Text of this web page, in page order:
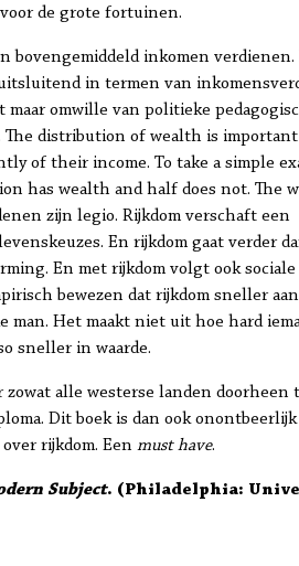
de grote fortuinen.
bovengemiddeld inkomen
in termen van
omwille van politieke
The distribution of wealth is
of their income. To take a simple
has wealth and half does not. The
zijn legio. Rijkdom verschaft een
En rijkdom gaat verder
En met rijkdom volgt ook sociale
bewezen dat rijkdom sneller
Het maakt niet uit hoe hard
sneller in waarde.
alle westerse landen doorheen
Dit boek is dan ook
rijkdom. Een must have.
Subject. (Philadelphia: